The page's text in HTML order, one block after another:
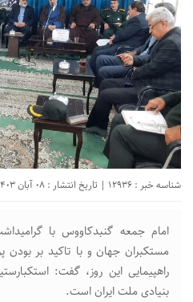
شناسه خبر : 12936 | تاریخ انتشار : 08 آبان 1403 - 10:40 |
مستکبران جهان و با تاکید بر بودن
راهپیمایی این روز، گفت:
بنیادی ملت ایران است.